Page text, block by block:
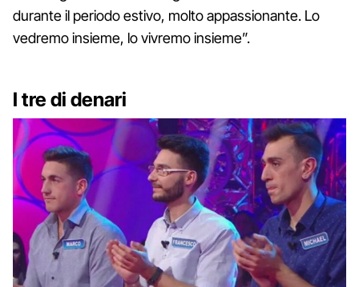
durante il periodo estivo, molto appassionante. Lo
vedremo insieme, lo vivremo insieme”.
I tre di denari